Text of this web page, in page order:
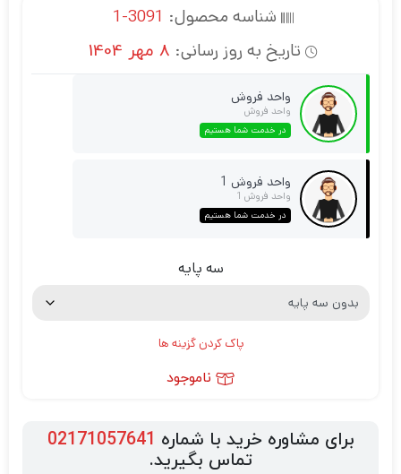
شناسه محصول: 3091-1
تاریخ به روز رسانی: 8 مهر 1404
واحد فروش
واحد فروش
در خدمت شما هستیم
واحد فروش 1
واحد فروش 1
در خدمت شما هستیم
سه پایه
پاک کردن گزینه ها
ناموجود
برای مشاوره خرید با شماره 02171057641
تماس بگیرید.